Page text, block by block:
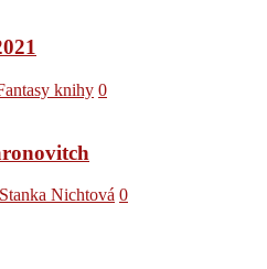
knihy 0
Stanka Nichtová 0